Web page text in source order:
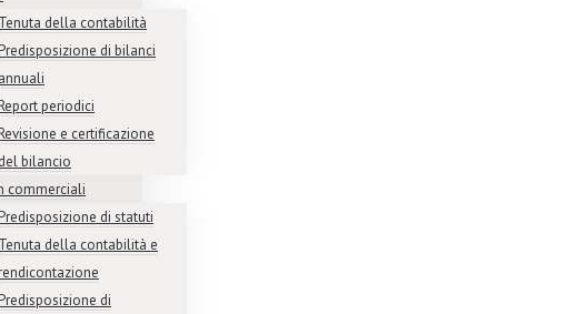
Tenuta della contabilità
di bilanci
annuali
periodici
e certificazione
del bilancio
commerciali
di statuti
Tenuta della contabilità e
di